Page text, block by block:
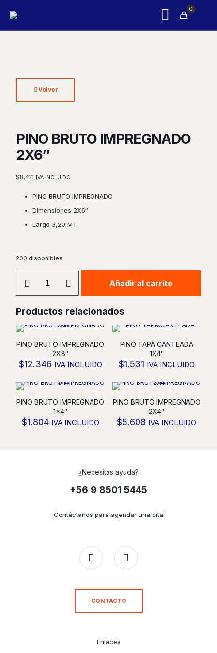
0
Volver
PINO BRUTO IMPREGNADO
2X6″
$8.411 IVA INCLUIDO
PINO BRUTO IMPREGNADO
Dimensiones 2X6″
Largo 3,20 MT
200 disponibles
cantidad
Añadir al carrito
Productos relacionados
PINO BRUTO IMPREGNADO
2X8″
$12.346 IVA INCLUIDO
PINO TAPA CANTEADA
1X4″
$1.531 IVA INCLUIDO
PINO BRUTO IMPREGNADO
1×4″
$1.804 IVA INCLUIDO
PINO BRUTO IMPREGNADO
2X4″
$5.608 IVA INCLUIDO
¿Necesitas ayuda?
+56 9 8501 5445
¡Contáctanos para agendar una cita!
CONTACTO
Enlaces